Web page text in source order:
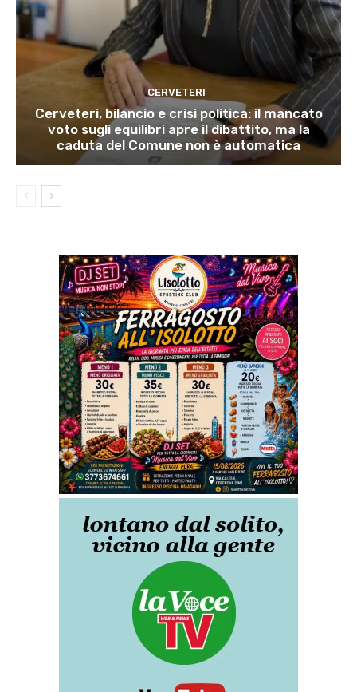
CERVETERI
Cerveteri, bilancio e crisi politica: il mancato
voto sugli equilibri apre il dibattito, ma la
caduta del Comune non è automatica